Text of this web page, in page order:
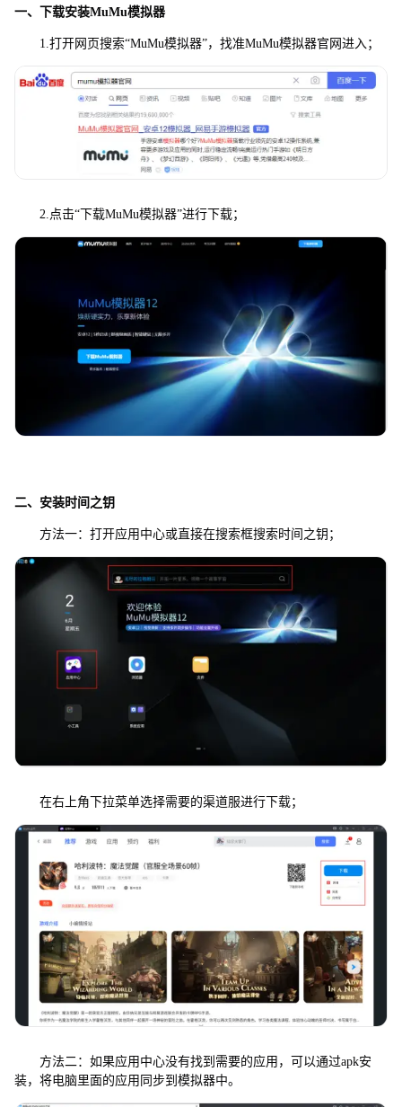
一、下载安装MuMu模拟器
1.打开网页搜索“MuMu模拟器”，找准MuMu模拟器官网进入；
2.点击“下载MuMu模拟器”进行下载；
二、安装时间之钥
方法一：打开应用中心或直接在搜索框搜索时间之钥；
在右上角下拉菜单选择需要的渠道服进行下载；
方法二：如果应用中心没有找到需要的应用，可以通过apk安
装，将电脑里面的应用同步到模拟器中。